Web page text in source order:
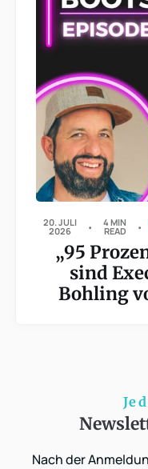
20. JULI
2026
4 MIN
READ
„95
sind
Bohling
Nach der